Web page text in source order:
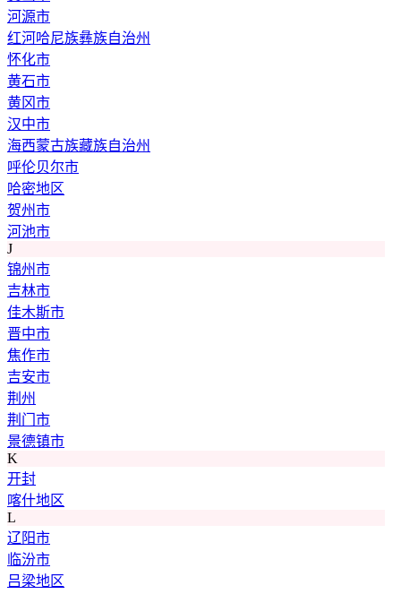
河源市
红河哈尼族彝族自治州
怀化市
黄石市
黄冈市
汉中市
海西蒙古族藏族自治州
呼伦贝尔市
哈密地区
贺州市
河池市
J
锦州市
吉林市
佳木斯市
晋中市
焦作市
吉安市
荆州
荆门市
景德镇市
K
开封
喀什地区
L
辽阳市
临汾市
吕梁地区